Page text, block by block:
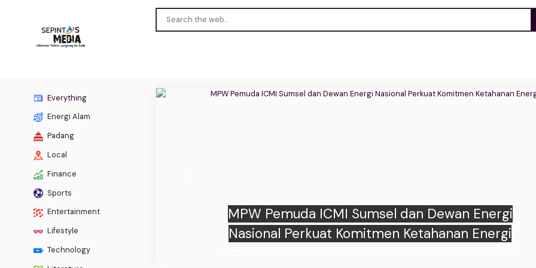
Everything
Energi Alam
Padang
Local
Finance
Sports
Entertainment
Lifestyle
Technology
MPW Pemuda ICMI Sumsel dan Dewan Energi
Nasional Perkuat Komitmen Ketahanan Energi